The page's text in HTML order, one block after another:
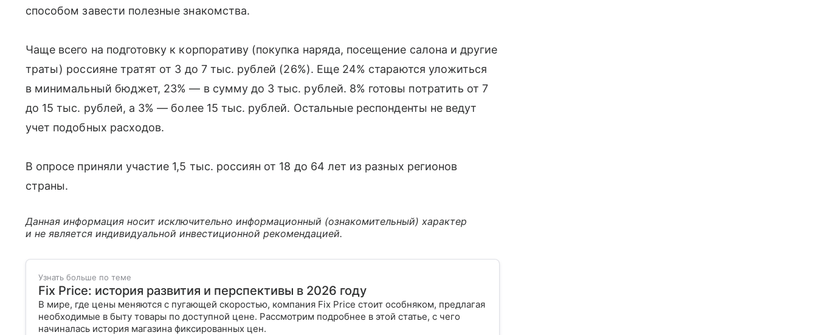
способом завести полезные знакомства.
Чаще всего на подготовку к корпоративу (покупка наряда, посещение салона и другие
траты) россияне тратят от 3 до 7 тыс. рублей (26%). Еще 24% стараются уложиться
в минимальный бюджет, 23% — в сумму до 3 тыс. рублей. 8% готовы потратить от 7
до 15 тыс. рублей, а 3% — более 15 тыс. рублей. Остальные респонденты не ведут
учет подобных расходов.
В опросе приняли участие 1,5 тыс. россиян от 18 до 64 лет из разных регионов
страны.
Данная информация носит исключительно информационный (ознакомительный) характер
и не является индивидуальной инвестиционной рекомендацией.
Узнать больше по теме
Fix Price: история развития и перспективы в 2026 году
В мире, где цены меняются с пугающей скоростью, компания Fix Price стоит особняком, предлагая
необходимые в быту товары по доступной цене. Рассмотрим подробнее в этой статье, с чего
начиналась история магазина фиксированных цен.